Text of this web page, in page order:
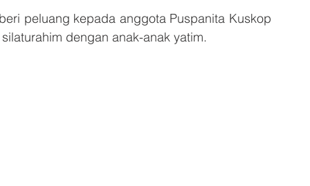
peluang kepada anggota Puspanita Kuskop
dengan anak-anak yatim.